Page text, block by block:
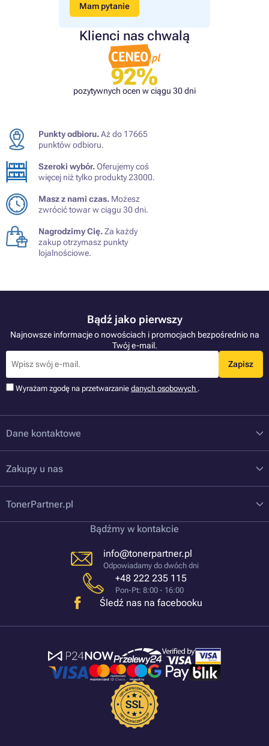
Mam pytanie
Klienci nas chwalą
92%
pozytywnych ocen w ciągu 30 dni
Punkty odbioru.Aż do 17665
punktów odbioru.
Szeroki wybór.Oferujemy coś
więcej niż tylko produkty 23000.
Masz z nami czas. Możesz
zwrócić towar w ciągu 30 dni.
Nagrodzimy Cię.Za każdy
zakup otrzymasz punkty
lojalnościowe.
Bądź jako pierwszy
Najnowsze informacje o nowościach i promocjach bezpośrednio na
Twój e-mail.
Zapisz
Wyrażam zgodę na przetwarzanie danych osobowych .
Dane kontaktowe
Zakupy u nas
TonerPartner.pl
Bądźmy w kontakcie
info@tonerpartner.pl
Odpowiadamy do dwóch dni
+48 222 235 115
Pon-Pt: 8:00 - 16:00
Śledź nas na facebooku